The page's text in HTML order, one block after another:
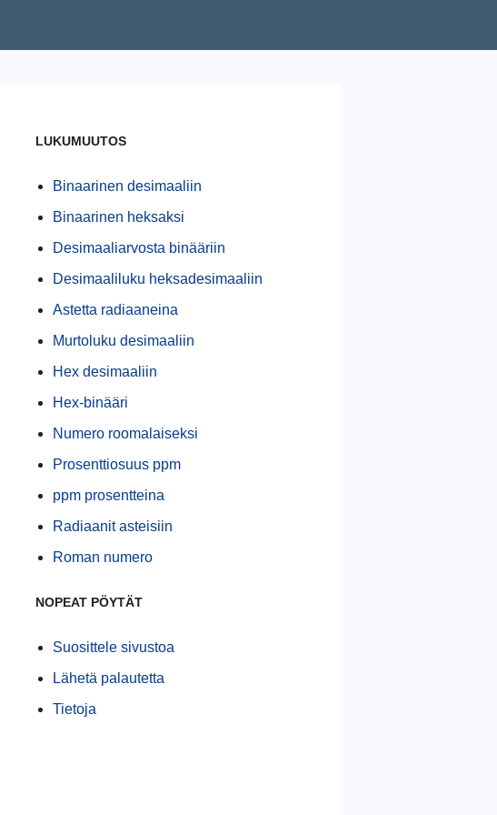
LUKUMUUTOS
Binaarinen desimaaliin
Binaarinen heksaksi
Desimaaliarvosta binääriin
Desimaaliluku heksadesimaaliin
Astetta radiaaneina
Murtoluku desimaaliin
Hex desimaaliin
Hex-binääri
Numero roomalaiseksi
Prosenttiosuus ppm
ppm prosentteina
Radiaanit asteisiin
Roman numero
NOPEAT PÖYTÄT
Suosittele sivustoa
Lähetä palautetta
Tietoja